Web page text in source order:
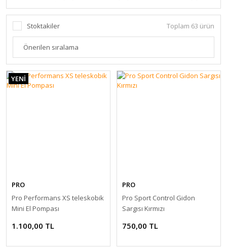
Stoktakiler Toplam 63 ürün
YENİ
PRO
Pro Performans XS teleskobik
Mini El Pompası
1.100,00 TL
PRO
Pro Sport Control Gidon
Sargısı Kırmızı
750,00 TL